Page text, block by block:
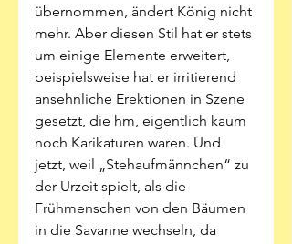
übernommen, ändert König nicht
mehr. Aber diesen Stil hat er stets
um einige Elemente erweitert,
beispielsweise hat er irritierend
ansehnliche Erektionen in Szene
gesetzt, die hm, eigentlich kaum
noch Karikaturen waren. Und
jetzt, weil „Stehaufmännchen“ zu
der Urzeit spielt, als die
Frühmenschen von den Bäumen
in die Savanne wechseln, da